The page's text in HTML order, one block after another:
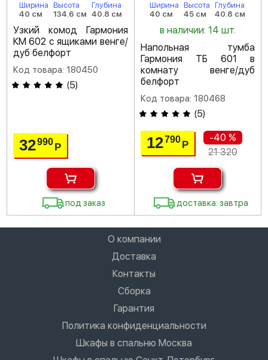
Ширина
40 см
Высота
134.6 см
Глубина
40.8 см
Узкий комод Гармония
КМ 602 с ящиками венге/
дуб белфорт
Код товара: 180450
(5)
32990Р
под заказ
Ширина
40 см
Высота
45 см
Глубина
40.8 см
в наличии: 14 шт.
Напольная тумба
Гармония ТБ 601 в
комнату венге/дуб
белфорт
Код товара: 180468
(5)
12790 Р
-40 %
21 320
доставка: завтра
О компании
Доставка
Контакты
Сборка
Гарантия
Политика конфиденциальности
Шкафы в спальню Москва